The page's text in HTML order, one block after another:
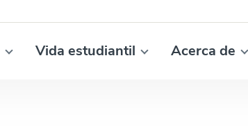
Vida estudiantil Acerca de